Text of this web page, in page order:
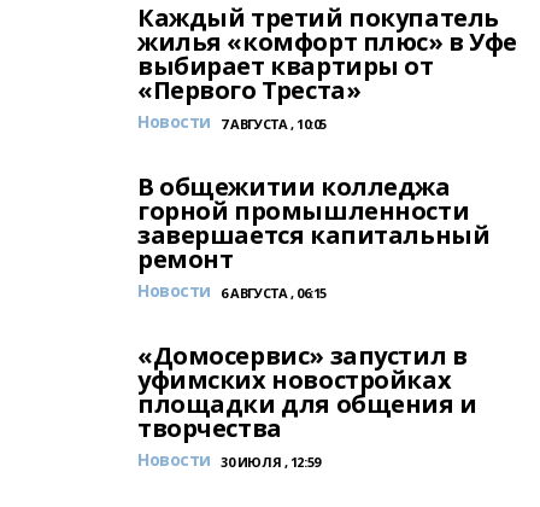
Каждый третий покупатель
жилья «комфорт плюс» в Уфе
выбирает квартиры от
«Первого Треста»
Новости 7 АВГУСТА , 10:05
В общежитии колледжа
горной промышленности
завершается капитальный
ремонт
Новости 6 АВГУСТА , 06:15
«Домосервис» запустил в
уфимских новостройках
площадки для общения и
творчества
Новости 30 ИЮЛЯ , 12:59